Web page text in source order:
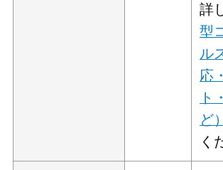
詳
型
ル
応
ト
ど）
く